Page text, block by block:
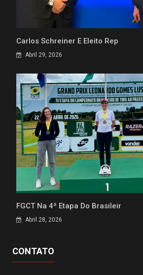
Carlos Schreiner É Eleito Rep
Abril 29, 2026
FGCT Na 4ª Etapa Do Brasileir
Abril 28, 2026
CONTATO